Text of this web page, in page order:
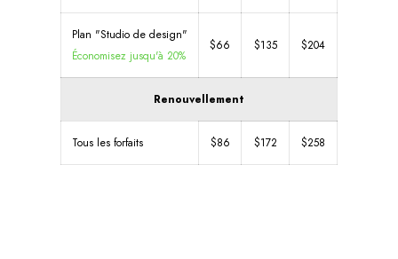
Plan "Studio de design"
Économisez jusqu'à 20%
$66 $135 $204
Renouvellement
Tous les forfaits $86 $172 $258